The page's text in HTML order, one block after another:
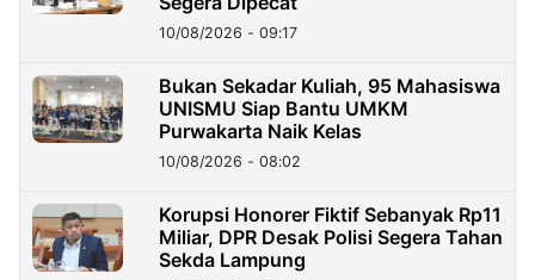
10/08/2026 - 09:17
Bukan Sekadar Kuliah, 95 Mahasiswa
UNISMU Siap Bantu UMKM
Purwakarta Naik Kelas
10/08/2026 - 08:02
Korupsi Honorer Fiktif Sebanyak Rp11
Miliar, DPR Desak Polisi Segera Tahan
Sekda Lampung